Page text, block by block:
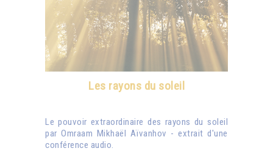
Les rayons du soleil
Le pouvoir extraordinaire des rayons du soleil
par Omraam Mikhaël Aïvanhov - extrait d'une
conférence audio.